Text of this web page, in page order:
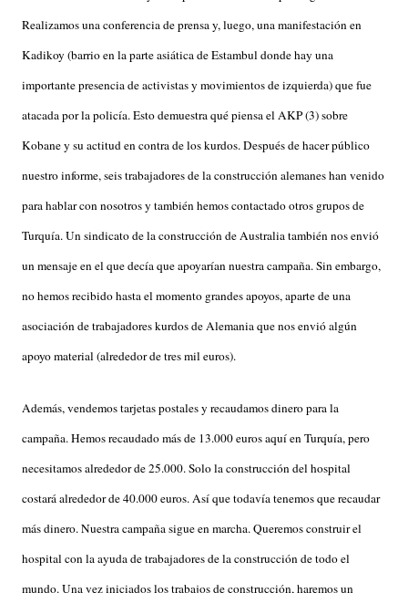
Realizamos una conferencia de prensa y, luego, una manifestación en
Kadikoy (barrio en la parte asiática de Estambul donde hay una
importante presencia de activistas y movimientos de izquierda) que fue
atacada por la policía. Esto demuestra qué piensa el AKP (3) sobre
Kobane y su actitud en contra de los kurdos. Después de hacer público
nuestro informe, seis trabajadores de la construcción alemanes han venido
para hablar con nosotros y también hemos contactado otros grupos de
Turquía. Un sindicato de la construcción de Australia también nos envió
un mensaje en el que decía que apoyarían nuestra campaña. Sin embargo,
no hemos recibido hasta el momento grandes apoyos, aparte de una
asociación de trabajadores kurdos de Alemania que nos envió algún
apoyo material (alrededor de tres mil euros).
Además, vendemos tarjetas postales y recaudamos dinero para la
campaña. Hemos recaudado más de 13.000 euros aquí en Turquía, pero
necesitamos alrededor de 25.000. Solo la construcción del hospital
costará alrededor de 40.000 euros. Así que todavía tenemos que recaudar
más dinero. Nuestra campaña sigue en marcha. Queremos construir el
hospital con la ayuda de trabajadores de la construcción de todo el
mundo. Una vez iniciados los trabajos de construcción, haremos un